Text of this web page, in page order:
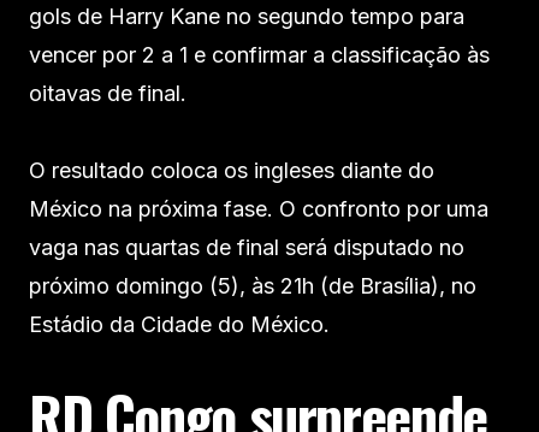
gols de Harry Kane no segundo tempo para
vencer por 2 a 1 e confirmar a classificação às
oitavas de final.
O resultado coloca os ingleses diante do
México na próxima fase. O confronto por uma
vaga nas quartas de final será disputado no
próximo domingo (5), às 21h (de Brasília), no
Estádio da Cidade do México.